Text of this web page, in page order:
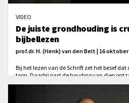
VIDEO
De juiste grondhouding is
bijbellezen
prof.dr. H. (Henk) van den Belt | 16 oktober
Bij het lezen van de Schrift zet het besef dat
toon. Daarbij past de houding van diep